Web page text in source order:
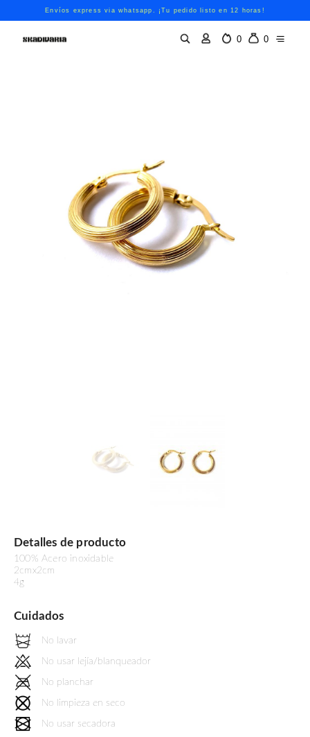
Envíos express via whatsapp. ¡Tu pedido listo en 12 horas!
0 0
Detalles de producto
100% Acero inoxidable
2cmx2cm
4g
Cuidados
No lavar
No usar lejía/blanqueador
No planchar
No limpieza en seco
No usar secadora